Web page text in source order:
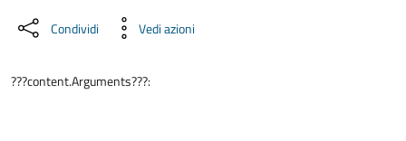
Condividi Vedi azioni
???content.Arguments???: